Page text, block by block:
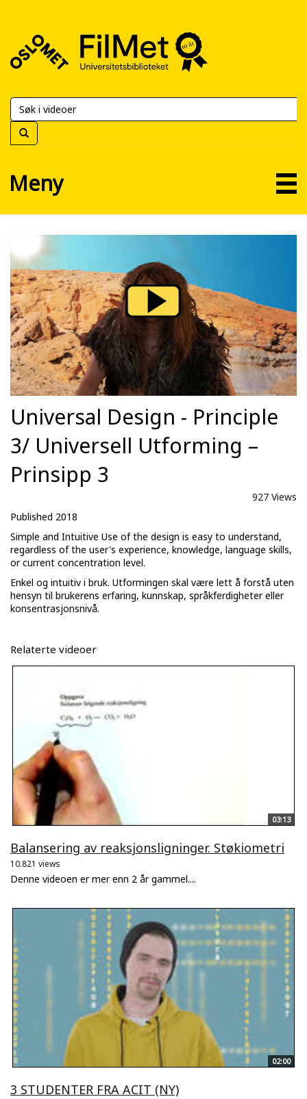
FilMet
Universitetsbiblioteket
Meny
Universal Design - Principle
3/ Universell Utforming –
Prinsipp 3
927 Views
Published 2018
Simple and Intuitive Use of the design is easy to understand,
regardless of the user's experience, knowledge, language skills,
or current concentration level.
Enkel og intuitiv i bruk. Utformingen skal være lett å forstå uten
hensyn til brukerens erfaring, kunnskap, språkferdigheter eller
konsentrasjonsnivå.
Relaterte videoer
03:13
Balansering av reaksjonsligninger. Støkiometri
10.821 views
Denne videoen er mer enn 2 år gammel....
02:00
3 STUDENTER FRA ACIT (NY)